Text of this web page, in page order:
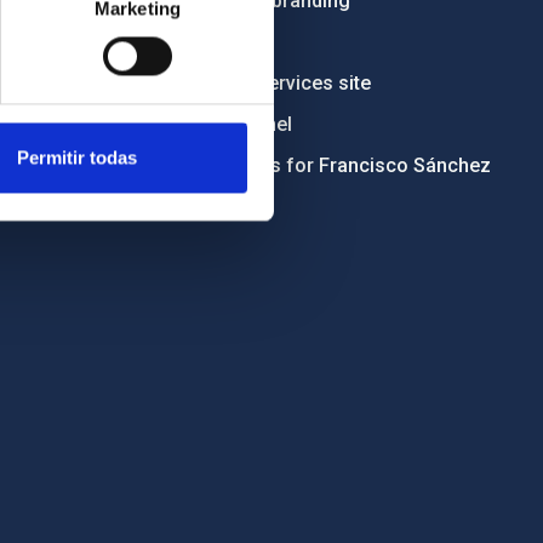
Marketing
Permitir todas
RSS
Electronic services site
Ethics channel
Condolences for Francisco Sánchez